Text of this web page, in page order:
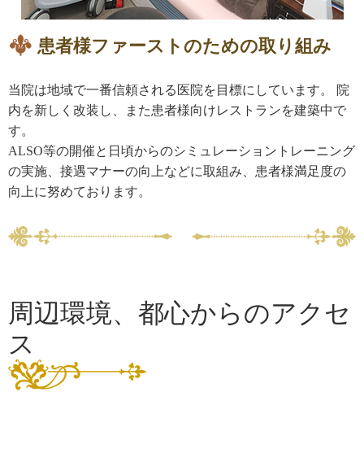
患者様ファーストのための取り組み
当院は地域で一番信頼される医院を目標にしています。 院
内を新しく改装し、また患者様向けレストランを建築中で
す。
ALSO等の開催と日頃からのシミュレーショントレーニング
の実施、接遇マナーの向上などに取組み、患者様満足度の
向上に努めております。
周辺環境、都心からのアクセ
ス